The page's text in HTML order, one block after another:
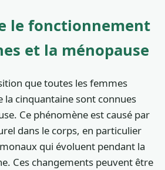
le fonctionnement
et la ménopause
que toutes les femmes
la cinquantaine sont connues
Ce phénomène est causé par
dans le corps, en particulier
qui évoluent pendant la
Ces changements peuvent être